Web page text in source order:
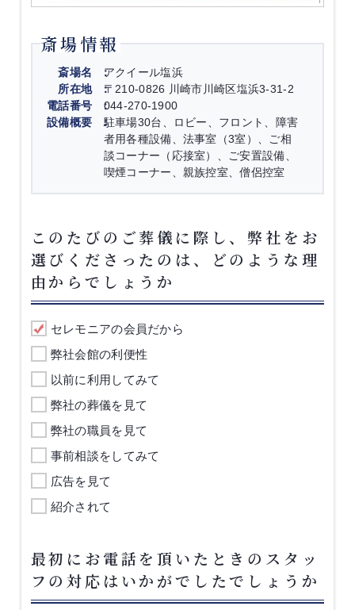
斎場情報
斎場名
アクイール塩浜
所在地
〒210-0826 川崎市川崎区塩浜3-31-2
電話番号
044-270-1900
設備概要
駐車場30台、ロビー、フロント、障害
者用各種設備、法事室（3室）、ご相
談コーナー（応接室）、ご安置設備、
喫煙コーナー、親族控室、僧侶控室
このたびのご葬儀に際し、弊社をお
選びくださったのは、どのような理
由からでしょうか
セレモニアの会員だから
弊社会館の利便性
以前に利用してみて
弊社の葬儀を見て
弊社の職員を見て
事前相談をしてみて
広告を見て
紹介されて
最初にお電話を頂いたときのスタッ
フの対応はいかがでしたでしょうか